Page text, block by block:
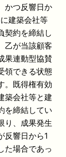
かつ反響日か
建築会社等
契約を締結し
乙が当該顧客
果連動型協賛
領できる状態
。既得権有効
築会社等と建
を締結してい
り、成果発生
反響日から1
た場合であっ